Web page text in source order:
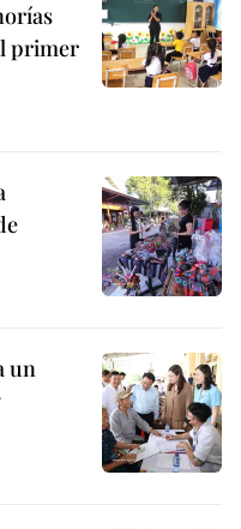
primer
un